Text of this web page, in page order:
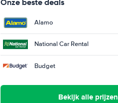
Alamo
National Car Rental
Budget
Bekijk alle prijzen